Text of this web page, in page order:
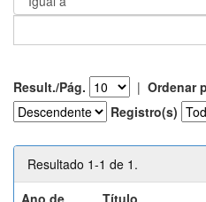
Result./Pág. | Ordenar
Registro(s)
Resultado 1-1 de 1.
Ano de
Título